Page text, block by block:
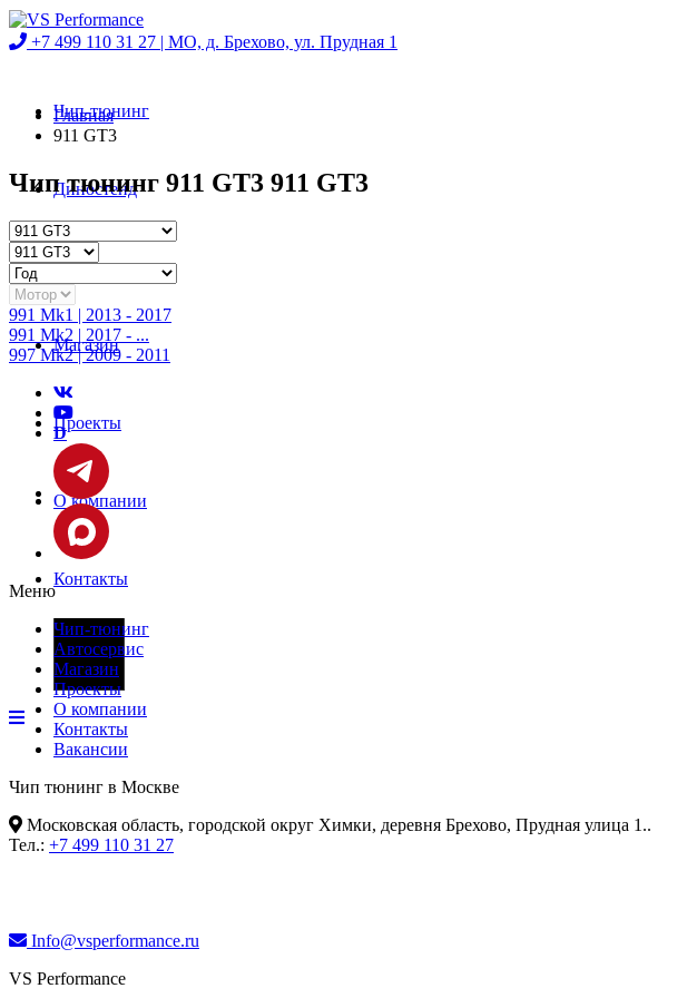
+7 499 110 31 27 | МО, д. Брехово, ул. Прудная 1
Чип-тюнинг
Диностенд
Автосервис
Магазин
Проекты
О компании
Контакты
Фары
Главная
911 GT3
Чип тюнинг 911 GT3 911 GT3
991 Mk1 | 2013 - 2017
991 Mk2 | 2017 - ...
997 Mk2 | 2009 - 2011
D
Меню
Чип-тюнинг
Автосервис
Магазин
Проекты
О компании
Контакты
Вакансии
Чип тюнинг в Москве
Московская область, городской округ Химки, деревня Брехово, Прудная улица 1..
Тел.: +7 499 110 31 27
Info@vsperformance.ru
VS Performance